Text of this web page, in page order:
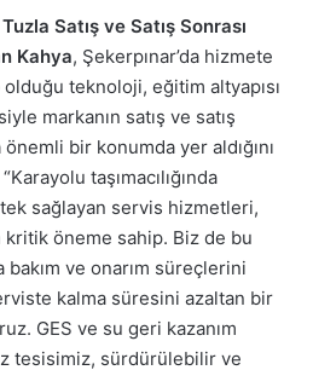
Satış ve Satış Sonrası
Kahya, Şekerpınar’da hizmete
teknoloji, eğitim altyapısı
markanın satış ve satış
önemli bir konumda yer aldığını
taşımacılığında
sağlayan servis hizmetleri,
öneme sahip. Biz de bu
bakım ve onarım süreçlerini
kalma süresini azaltan bir
GES ve su geri kazanım
tesisimiz, sürdürülebilir ve